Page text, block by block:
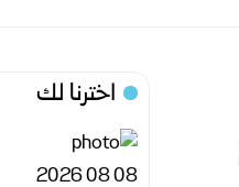
اخترنا لك